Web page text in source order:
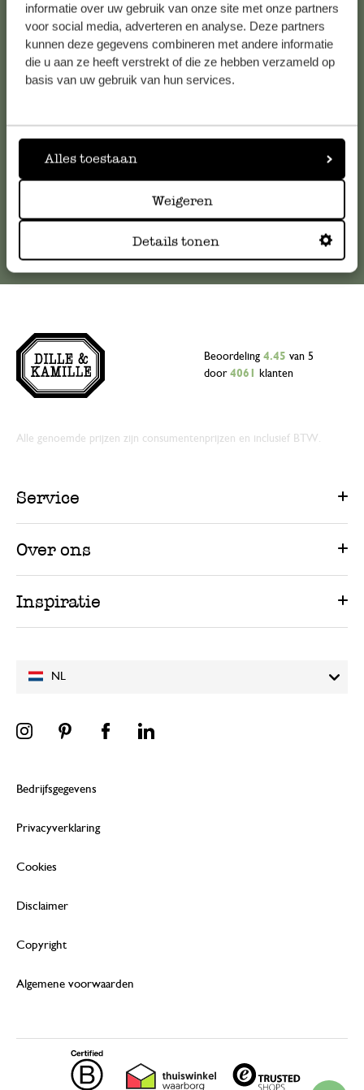
informatie over uw gebruik van onze site met onze partners
voor social media, adverteren en analyse. Deze partners
kunnen deze gegevens combineren met andere informatie
die u aan ze heeft verstrekt of die ze hebben verzameld op
basis van uw gebruik van hun services.
Alles toestaan
Weigeren
Details tonen
Klantenservice
Voor vragen, tips of hulp kun je contact opnemen met onze
klantenservice. Of bekijk hier het antwoord op de
NL
Beoordeling 4.45 van 5
door 4061 klanten
Alle genoemde prijzen zijn consumentenprijzen en inclusief BTW.
Service
Over ons
Inspiratie
Bedrijfsgegevens
Privacyverklaring
Cookies
Disclaimer
Copyright
Algemene voorwaarden